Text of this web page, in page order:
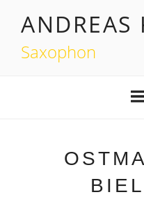
InhaltANDREAS
Saxophon